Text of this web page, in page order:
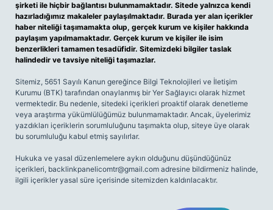
şirketi ile hiçbir bağlantısı bulunmamaktadır. Sitede yalnızca kendi
hazırladığımız makaleler paylaşılmaktadır. Burada yer alan içerikler
haber niteliği taşımamakta olup, gerçek kurum ve kişiler hakkında
paylaşım yapılmamaktadır. Gerçek kurum ve kişiler ile isim
benzerlikleri tamamen tesadüfidir. Sitemizdeki bilgiler taslak
halindedir ve tavsiye niteliği taşımazlar.
Sitemiz, 5651 Sayılı Kanun gereğince Bilgi Teknolojileri ve İletişim
Kurumu (BTK) tarafından onaylanmış bir Yer Sağlayıcı olarak hizmet
vermektedir. Bu nedenle, sitedeki içerikleri proaktif olarak denetleme
veya araştırma yükümlülüğümüz bulunmamaktadır. Ancak, üyelerimiz
yazdıkları içeriklerin sorumluluğunu taşımakta olup, siteye üye olarak
bu sorumluluğu kabul etmiş sayılırlar.
Hukuka ve yasal düzenlemelere aykırı olduğunu düşündüğünüz
içerikleri, backlinkpanelicomtr@gmail.com adresine bildirmeniz halinde,
ilgili içerikler yasal süre içerisinde sitemizden kaldırılacaktır.